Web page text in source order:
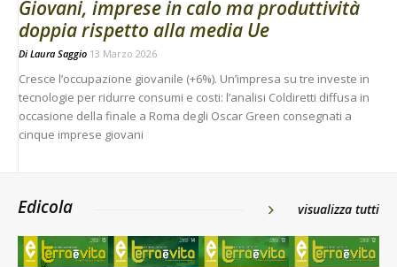
Giovani, imprese in calo ma produttività
doppia rispetto alla media Ue
Di Laura Saggio 13 Marzo 2026
Cresce l’occupazione giovanile (+6%). Un’impresa su tre investe in
tecnologie per ridurre consumi e costi: l’analisi Coldiretti diffusa in
occasione della finale a Roma degli Oscar Green consegnati a
cinque imprese giovani
Edicola visualizza tutti